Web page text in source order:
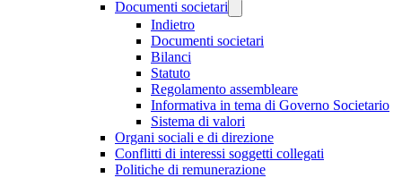
Documenti societari
Indietro
Documenti societari
Bilanci
Statuto
Regolamento assembleare
Informativa in tema di Governo Societario
Sistema di valori
Organi sociali e di direzione
Conflitti di interessi soggetti collegati
Politiche di remunerazione